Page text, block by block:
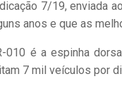
7/19, enviada
anos e que as
010 é a espinha
7 mil veículos por